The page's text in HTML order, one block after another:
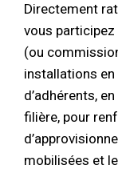
Directement
vous participez
(ou
installations
d’adhérents,
filière, pour
mobilisées et